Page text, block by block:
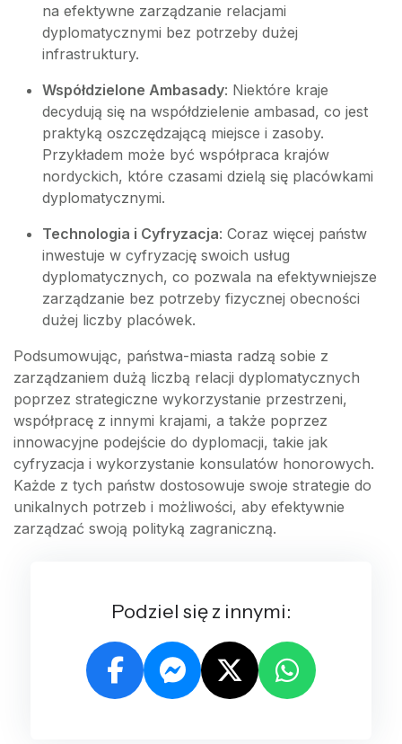
na efektywne zarządzanie relacjami
dyplomatycznymi bez potrzeby dużej
infrastruktury.
Współdzielone Ambasady: Niektóre kraje
decydują się na współdzielenie ambasad, co jest
praktyką oszczędzającą miejsce i zasoby.
Przykładem może być współpraca krajów
nordyckich, które czasami dzielą się placówkami
dyplomatycznymi.
Technologia i Cyfryzacja: Coraz więcej państw
inwestuje w cyfryzację swoich usług
dyplomatycznych, co pozwala na efektywniejsze
zarządzanie bez potrzeby fizycznej obecności
dużej liczby placówek.
Podsumowując, państwa-miasta radzą sobie z
zarządzaniem dużą liczbą relacji dyplomatycznych
poprzez strategiczne wykorzystanie przestrzeni,
współpracę z innymi krajami, a także poprzez
innowacyjne podejście do dyplomacji, takie jak
cyfryzacja i wykorzystanie konsulatów honorowych.
Każde z tych państw dostosowuje swoje strategie do
unikalnych potrzeb i możliwości, aby efektywnie
zarządzać swoją polityką zagraniczną.
Podziel się z innymi: